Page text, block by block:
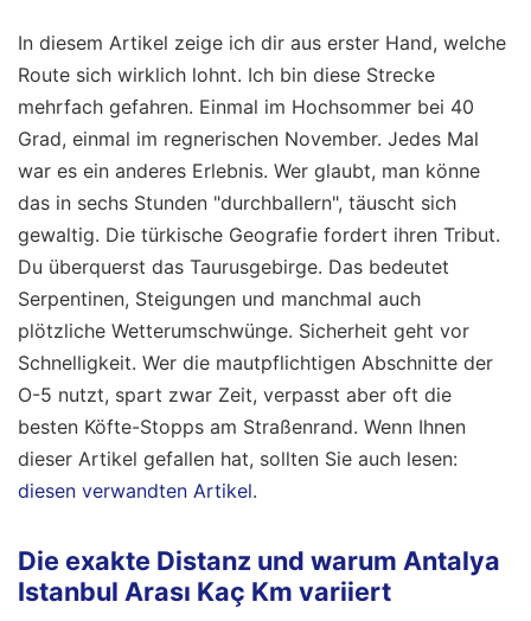
In diesem Artikel zeige ich dir aus erster Hand, welche
Route sich wirklich lohnt. Ich bin diese Strecke
mehrfach gefahren. Einmal im Hochsommer bei 40
Grad, einmal im regnerischen November. Jedes Mal
war es ein anderes Erlebnis. Wer glaubt, man könne
das in sechs Stunden "durchballern", täuscht sich
gewaltig. Die türkische Geografie fordert ihren Tribut.
Du überquerst das Taurusgebirge. Das bedeutet
Serpentinen, Steigungen und manchmal auch
plötzliche Wetterumschwünge. Sicherheit geht vor
Schnelligkeit. Wer die mautpflichtigen Abschnitte der
O-5 nutzt, spart zwar Zeit, verpasst aber oft die
besten Köfte-Stopps am Straßenrand. Wenn Ihnen
dieser Artikel gefallen hat, sollten Sie auch lesen:
diesen verwandten Artikel.
Die exakte Distanz und warum Antalya
Istanbul Arası Kaç Km variiert